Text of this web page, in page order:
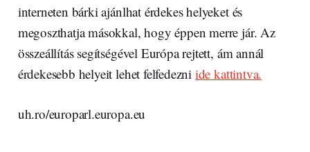
interneten bárki ajánlhat érdekes helyeket és
megoszthatja másokkal, hogy éppen merre jár. Az
összeállítás segítségével Európa rejtett, ám annál
érdekesebb helyeit lehet felfedezni ide kattintva.
uh.ro/europarl.europa.eu